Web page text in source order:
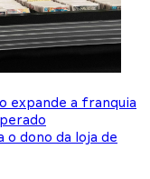
expande a franquia
o dono da loja de